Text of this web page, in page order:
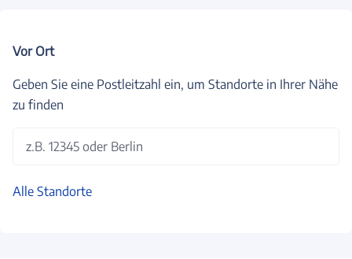
Vor Ort
Geben Sie eine Postleitzahl ein, um Standorte in Ihrer Nähe
zu finden
z.B. 12345 oder Berlin
Alle Standorte